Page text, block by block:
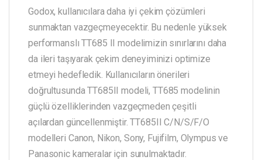
Godox, kullanıcılara daha iyi çekim çözümleri
sunmaktan vazgeçmeyecektir. Bu nedenle yüksek
performanslı TT685 II modelimizin sınırlarını daha
da ileri taşıyarak çekim deneyiminizi optimize
etmeyi hedefledik. Kullanıcıların önerileri
doğrultusunda TT685II modeli, TT685 modelinin
güçlü özelliklerinden vazgeçmeden çeşitli
açılardan güncellenmiştir. TT685II C/N/S/F/O
modelleri Canon, Nikon, Sony, Fujifilm, Olympus ve
Panasonic kameralar için sunulmaktadır.